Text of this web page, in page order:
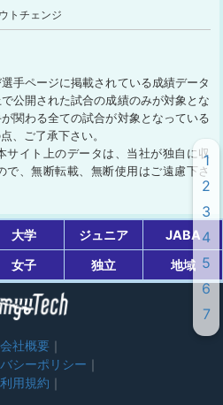
トチェンジ
手ページに掲載されている成績データ
公開された試合の成績のみが対象とな
関わる全ての試合が対象となっている
、ご了承下さい。
サイト上のデータは、当社が独自に収
、無断転載、無断使用はご遠慮下さ
大学 ジュニア
JABA
女子 独立 地域
会社概要
シーポリシー
利用規約
1
2
3
4
5
6
7